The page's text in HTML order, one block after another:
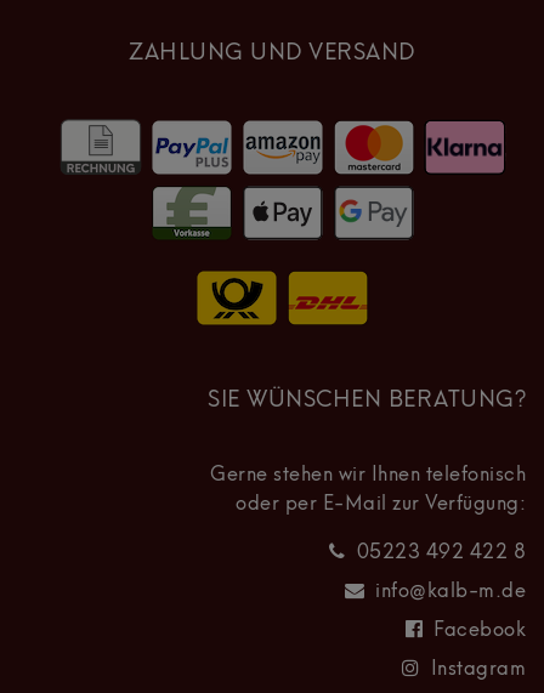
ZAHLUNG UND VERSAND
SIE WÜNSCHEN BERATUNG?
Gerne stehen wir Ihnen telefonisch
oder per E-Mail zur Verfügung:
05223 492 422 8
info@kalb-m.de
Facebook
Instagram